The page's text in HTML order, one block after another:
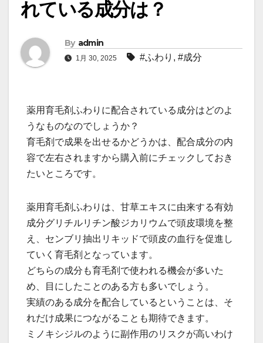
れている成分は？
By admin
1月 30, 2025 #ふわり , #成分
薬用育毛剤ふわりに配合されている成分はどのよ
うなものなのでしょうか？
育毛剤で成果を出せるかどうかは、配合成分の内
容で左右されますから購入前にチェックしておき
たいところです。
薬用育毛剤ふわりは、甘草エキスに由来する有効
成分グリチルリチン酸ジカリウムで頭皮環境を整
え、センブリ抽出リキッドで頭皮の血行を促進し
ていく育毛剤となっています。
どちらの成分も育毛剤で使われる機会が多いた
め、目にしたことのある方も多いでしょう。
実績のある成分を配合しているということは、そ
れだけ成果につながることも期待できます。
ミノキシジルのように副作用のリスクが高いわけ